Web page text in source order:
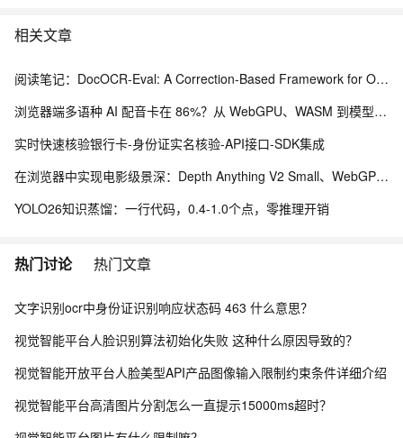
相关文章
阅读笔记：DocOCR-Eval: A Correction-Based Framework for OCR Tool Selection Without Ground Truth
浏览器端多语种 AI 配音卡在 86%？从 WebGPU、WASM 到模型缓存治理的完整修复实践
实时快速核验银行卡-身份证实名核验-API接口-SDK集成
在浏览器中实现电影级景深：Depth Anything V2 Small、WebGPU 与本地视频编辑实践
YOLO26知识蒸馏：一行代码，0.4-1.0个点，零推理开销
热门讨论 热门文章
文字识别ocr中身份证识别响应状态码 463 什么意思？
视觉智能平台人脸识别算法初始化失败 这种什么原因导致的？
视觉智能开放平台人脸美型API产品图像输入限制约束条件详细介绍
视觉智能平台高清图片分割怎么一直提示15000ms超时？